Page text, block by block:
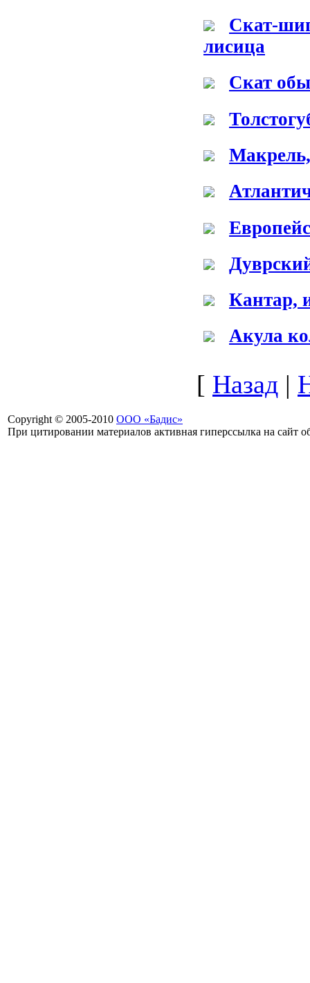
Скат-
лисица
Скат
Кантар,
Акула
[ Назад |
Copyright © 2005-2010 ООО «Бадис»
При цитировании материалов активная гиперссылка на сайт